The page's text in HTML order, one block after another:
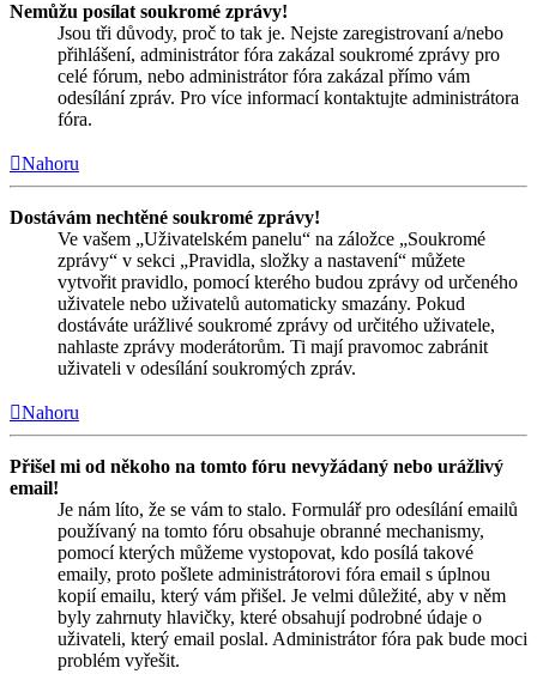
Nemůžu posílat soukromé zprávy!
Jsou tři důvody, proč to tak je. Nejste zaregistrovaní a/nebo
přihlášení, administrátor fóra zakázal soukromé zprávy pro
celé fórum, nebo administrátor fóra zakázal přímo vám
odesílání zpráv. Pro více informací kontaktujte administrátora
fóra.
Nahoru
Dostávám nechtěné soukromé zprávy!
Ve vašem „Uživatelském panelu“ na záložce „Soukromé
zprávy“ v sekci „Pravidla, složky a nastavení“ můžete
vytvořit pravidlo, pomocí kterého budou zprávy od určeného
uživatele nebo uživatelů automaticky smazány. Pokud
dostáváte urážlivé soukromé zprávy od určitého uživatele,
nahlaste zprávy moderátorům. Ti mají pravomoc zabránit
uživateli v odesílání soukromých zpráv.
Nahoru
Přišel mi od někoho na tomto fóru nevyžádaný nebo urážlivý
email!
Je nám líto, že se vám to stalo. Formulář pro odesílání emailů
používaný na tomto fóru obsahuje obranné mechanismy,
pomocí kterých můžeme vystopovat, kdo posílá takové
emaily, proto pošlete administrátorovi fóra email s úplnou
kopií emailu, který vám přišel. Je velmi důležité, aby v něm
byly zahrnuty hlavičky, které obsahují podrobné údaje o
uživateli, který email poslal. Administrátor fóra pak bude moci
problém vyřešit.